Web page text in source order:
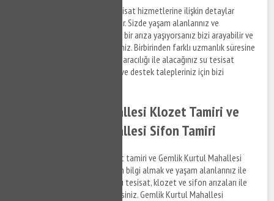
Gemlik Kurtul Mahallesi su tesisat hizmetlerine ilişkin detaylar
aşağıda Denizlilandığı şekildedir. Sizde yaşam alanlarınız ve
ofislerinizde su tesisat ile ilgili bir arıza yaşıyorsanız bizi arayabilir ve
destek taleplerinizi iletebilirsiniz. Birbirinden farklı uzmanlık süresine
sahip anlaşmalı iş ortaklarımız aracılığı ile alacağınız su tesisat
hizmetleri ile ilgili bilgi almak ve destek talepleriniz için bizi
Gemlik Kurtul Mahallesi Klozet Tamiri ve
Gemlik Kurtul Mahallesi Sifon Tamiri
Gemlik Kurtul Mahallesi klozet tamiri ve Gemlik Kurtul Mahallesi
sifon tamiri hizmetlerine ilişkin bilgi almak ve yaşam alanlarınız ile
ofislerinizde meydana gelen su tesisat, klozet ve sifon arızaları ile
ilgili bizi arayabilir, bilgi alabilirsiniz. Gemlik Kurtul Mahallesi